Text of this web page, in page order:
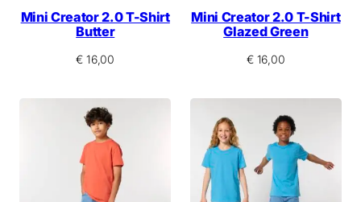
Mini Creator 2.0 T-Shirt
Butter
€ 16,00
Mini Creator 2.0 T-Shirt
Glazed Green
€16,00